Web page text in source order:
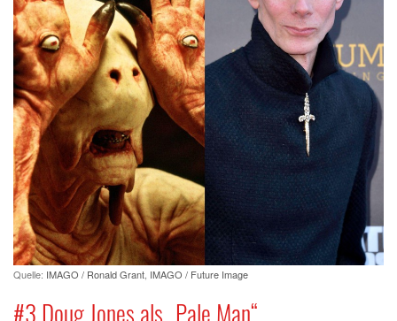
Quelle: IMAGO / Ronald Grant IMAGO / Future Image
#3 Doug Jones als „Pale Man“